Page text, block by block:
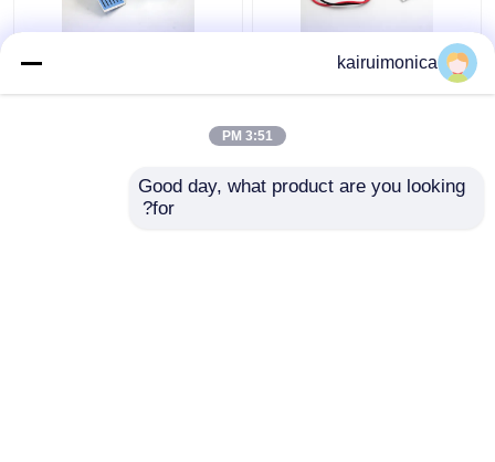
مولد الأوزون السيراميكي
المحمول 500mg 12V
kairuimonica
3:51 PM
Good day, what product are you looking
for?